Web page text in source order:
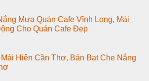
Mưa Quán Cafe Vĩnh Long, Mái
Cho Quán Cafe Đẹp
Hiên Cần Thơ, Bán Bạt Che Nắng